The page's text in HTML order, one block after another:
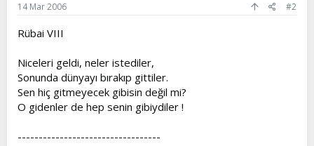
14 Mar 2006 #2
Rübai VIII
Niceleri geldi, neler istediler,
Sonunda dünyayı bırakıp gittiler.
Sen hiç gitmeyecek gibisin değil mi?
O gidenler de hep senin gibiydiler !
----------------------------------